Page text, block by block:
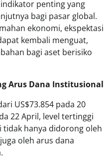
penting yang
bagi pasar global.
ekonomi, ekspektasi
kembali menguat,
bagi aset berisiko
Arus Dana Institusional
US$73.854 pada 20
22 April, level tertinggi
tidak hanya didorong oleh
oleh arus dana